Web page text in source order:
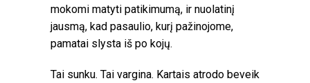
mokomi matyti patikimumą, ir nuolatinį
jausmą, kad pasaulio, kurį pažinojome,
pamatai slysta iš po kojų.
Tai sunku. Tai vargina. Kartais atrodo beveik